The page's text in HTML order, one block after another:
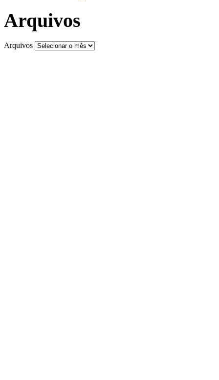
Arquivos
Arquivos